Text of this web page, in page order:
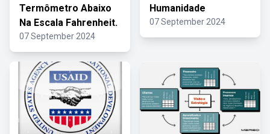
Termômetro Abaixo
Na Escala Fahrenheit.
07 September 2024
Humanidade
07 September 2024